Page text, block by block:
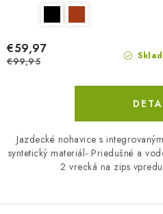
€59,97
€99,95
Jazdecké nohavice s
syntetický materiál- Priedušné a
2 vrecká na zips